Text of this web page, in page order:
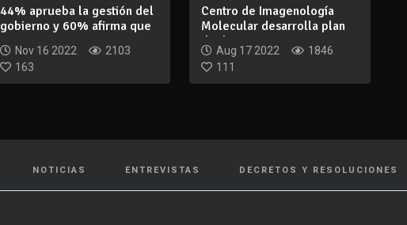
44% aprueba la gestión del
gobierno y 60% afirma que
Nov 16 2022
2103
163
Centro de Imagenología
Molecular desarrolla plan
de descentr...
Aug 17 2022
1846
111
NOTICIAS ENTREVISTAS DECRETOS Y RESOLUCIONES